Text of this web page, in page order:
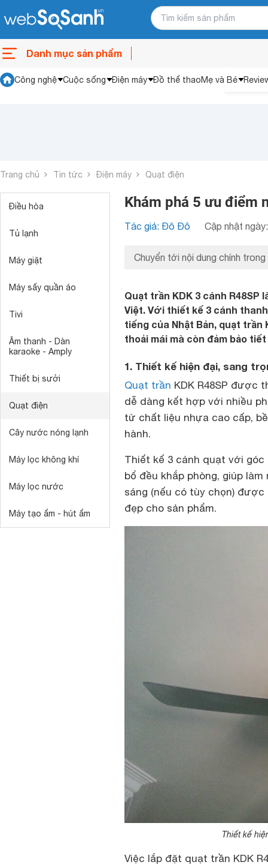
Danh mục sản phẩm
Công nghệ Cuộc sống Điện máy Đồ thể thaoMẹ và Bé
Trang chủ Tin tức Điện máy Quạt điện
Điều hòa
Tủ lạnh
Máy giặt
Máy sấy quần áo
Tivi
Âm thanh - Dàn
karaoke - Amply
Thiết bị sưởi
Quạt điện
Cây nước nóng lạnh
Máy lọc không khí
Máy lọc nước
Máy tạo ẩm - hút ẩm
Khám phá 5 ưu điểm
Tác giả: Đô Đô Cập nhật
Chuyển tới nội dung chính trong
Quạt trần KDK 3 cánh
Việt. Với thiết kế 3 cánh
tiếng của Nhật Bản, quạt trần
thoải mái mà còn đảm bảo
1. Thiết kế hiện đại, sang
Quạt trần KDK R48SP được
dễ dàng kết hợp với nhiều
từ chất liệu nhựa cao cấp,
hành.
Thiết kế 3 cánh quạt với góc
bổ đều khắp phòng, giúp
sáng (nếu có tùy chọn)
đẹp cho sản phẩm.
Thiết kế
Việc lắp đặt quạt trần KDK